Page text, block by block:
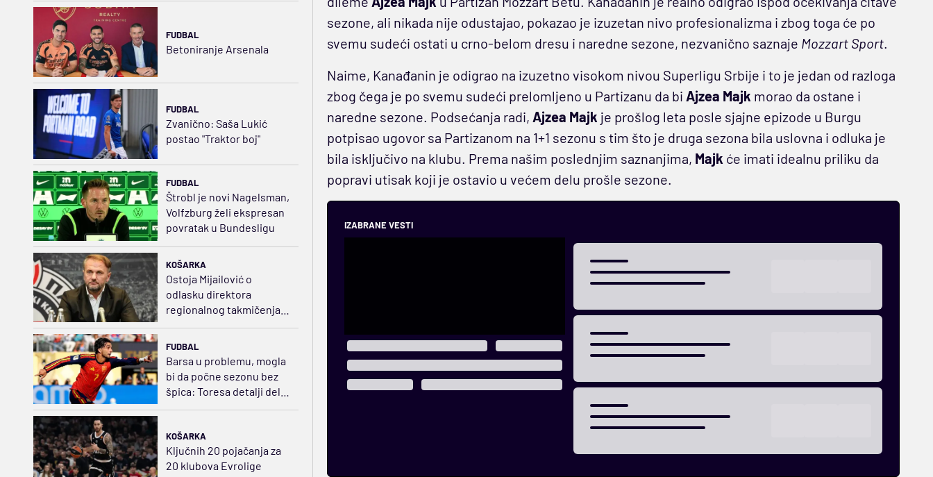
FUDBAL
Betoniranje Arsenala
FUDBAL
Zvanično: Saša Lukić
postao "Traktor boj"
FUDBAL
Štrobl je novi Nagelsman,
Volfzburg želi ekspresan
povratak u Bundesligu
KOŠARKA
Ostoja Mijailović o
odlasku direktora
regionalnog takmičenja:
ABA liga neće biti
FUDBAL
Barsa u problemu, mogla
bi da počne sezonu bez
špica: Toresa detalji dele
KOŠARKA
Ključnih 20 pojačanja za
20 klubova Evrolige
sezone, ali nikada nije odustajao, pokazao je izuzetan nivo profesionalizma i zbog toga će po
svemu sudeći ostati u crno-belom dresu i naredne sezone, nezvanično saznaje Mozzart Sport.
Naime, Kanađanin je odigrao na izuzetno visokom nivou Superligu Srbije i to je jedan od razloga
zbog čega je po svemu sudeći prelomljeno u Partizanu da bi Ajzea Majk morao da ostane i
naredne sezone. Podsećanja radi, Ajzea Majk je prošlog leta posle sjajne epizode u Burgu
potpisao ugovor sa Partizanom na 1+1 sezonu s tim što je druga sezona bila uslovna i odluka je
bila isključivo na klubu. Prema našim poslednjim saznanjima, Majk će imati idealnu priliku da
popravi utisak koji je ostavio u većem delu prošle sezone.
IZABRANE VESTI